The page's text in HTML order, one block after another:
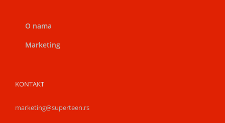
O nama
Marketing
KONTAKT
marketing@superteen.rs